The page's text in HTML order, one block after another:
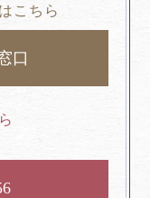
こちら
口